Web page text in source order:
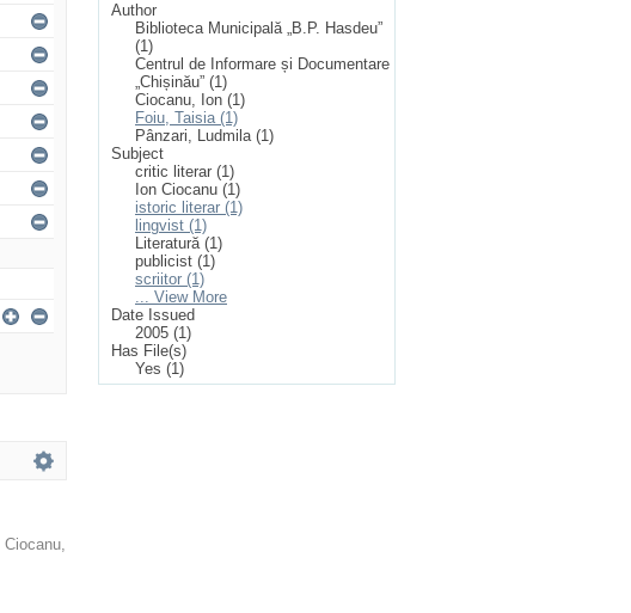
Ciocanu,
Author
Biblioteca Municipală „B.P. Hasdeu”
(1)
Centrul de Informare și Documentare
„Chișinău” (1)
Ciocanu, Ion (1)
Foiu, Taisia (1)
Pânzari, Ludmila (1)
Subject
critic literar (1)
Ion Ciocanu (1)
istoric literar (1)
lingvist (1)
Literatură (1)
publicist (1)
scriitor (1)
... View More
Date Issued
2005 (1)
Has File(s)
Yes (1)